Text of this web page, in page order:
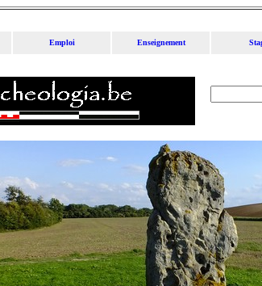
Emploi Enseignement